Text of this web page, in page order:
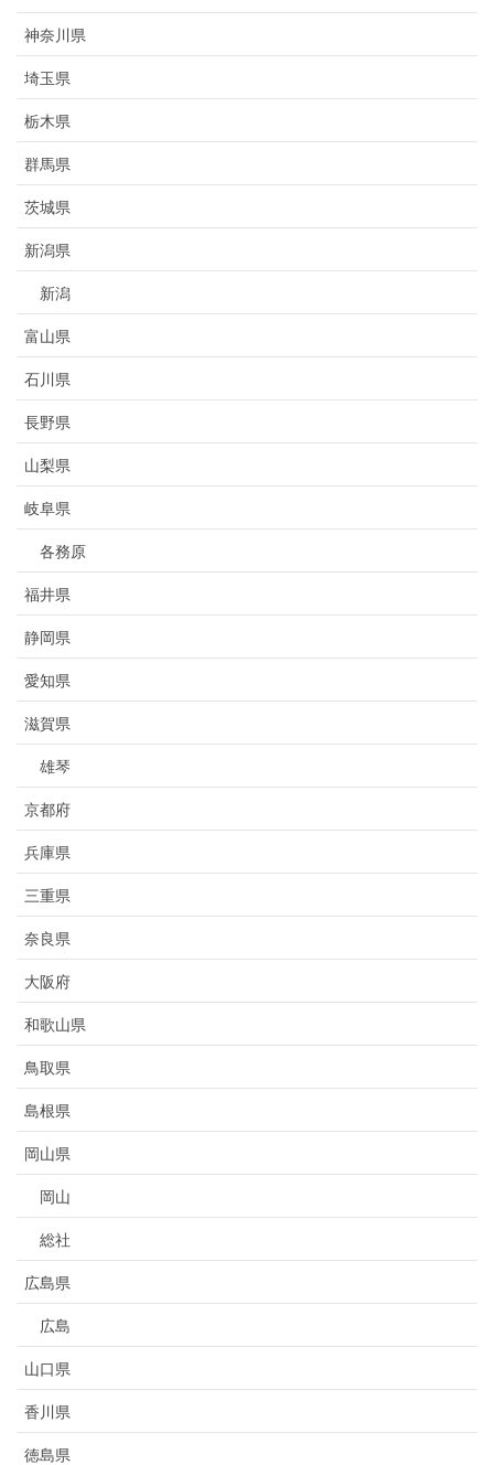
神奈川県
埼玉県
栃木県
群馬県
茨城県
新潟県
新潟
富山県
石川県
長野県
山梨県
岐阜県
各務原
福井県
静岡県
愛知県
滋賀県
雄琴
京都府
兵庫県
三重県
奈良県
大阪府
和歌山県
鳥取県
島根県
岡山県
岡山
総社
広島県
広島
山口県
香川県
徳島県